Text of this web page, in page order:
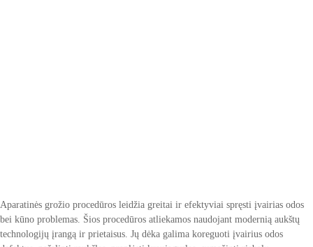
Aparatinės grožio procedūros leidžia greitai ir efektyviai spręsti įvairias odos
bei kūno problemas. Šios procedūros atliekamos naudojant modernią aukštų
technologijų įrangą ir prietaisus. Jų dėka galima koreguoti įvairius odos